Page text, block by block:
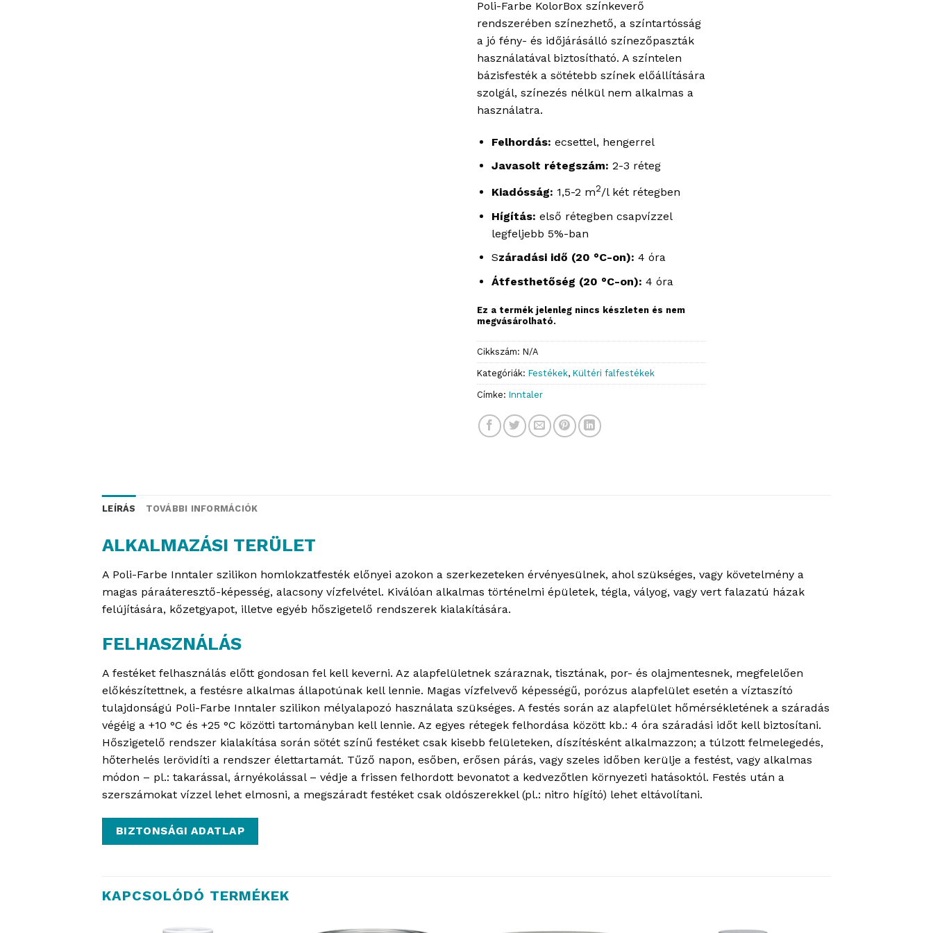
Poli-Farbe KolorBox színkeverő
rendszerében színezhető, a színtartósság
a jó fény- és időjárásálló színezőpaszták
használatával biztosítható. A színtelen
bázisfesték a sötétebb színek előállítására
szolgál, színezés nélkül nem alkalmas a
használatra.
Felhordás: ecsettel, hengerrel
Javasolt rétegszám: 2-3 réteg
Kiadósság: 1,5-2 m2/l két rétegben
Hígítás: első rétegben csapvízzel
legfeljebb 5%-ban
Száradási idő (20 °C-on): 4 óra
Átfesthetőség (20 °C-on): 4 óra
Ez a termék jelenleg nincs készleten és nem
megvásárolható.
Cikkszám: N/A
Kategóriák: Festékek, Kültéri falfestékek
Címke: Inntaler
LEÍRÁS TOVÁBBI INFORMÁCIÓK
ALKALMAZÁSI TERÜLET
A Poli-Farbe Inntaler szilikon homlokzatfesték előnyei azokon a szerkezeteken érvényesülnek, ahol szükséges, vagy követelmény a
magas páraáteresztő-képesség, alacsony vízfelvétel. Kiválóan alkalmas történelmi épületek, tégla, vályog, vagy vert falazatú házak
felújítására, kőzetgyapot, illetve egyéb hőszigetelő rendszerek kialakítására.
FELHASZNÁLÁS
A festéket felhasználás előtt gondosan fel kell keverni. Az alapfelületnek száraznak, tisztának, por- és olajmentesnek, megfelelően
előkészítettnek, a festésre alkalmas állapotúnak kell lennie. Magas vízfelvevő képességű, porózus alapfelület esetén a víztaszító
tulajdonságú Poli-Farbe Inntaler szilikon mélyalapozó használata szükséges. A festés során az alapfelület hőmérsékletének a száradás
végéig a +10 °C és +25 °C közötti tartományban kell lennie. Az egyes rétegek felhordása között kb.: 4 óra száradási időt kell biztosítani.
Hőszigetelő rendszer kialakítása során sötét színű festéket csak kisebb felületeken, díszítésként alkalmazzon; a túlzott felmelegedés,
hőterhelés lerövidíti a rendszer élettartamát. Tűző napon, esőben, erősen párás, vagy szeles időben kerülje a festést, vagy alkalmas
módon – pl.: takarással, árnyékolással – védje a frissen felhordott bevonatot a kedvezőtlen környezeti hatásoktól. Festés után a
szerszámokat vízzel lehet elmosni, a megszáradt festéket csak oldószerekkel (pl.: nitro hígító) lehet eltávolítani.
BIZTONSÁGI ADATLAP
KAPCSOLÓDÓ TERMÉKEK